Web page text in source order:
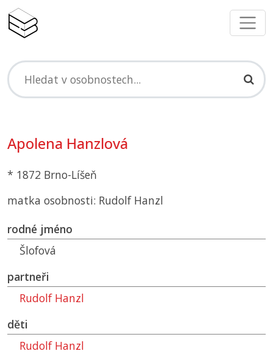
Apolena Hanzlová
* 1872 Brno-Líšeň
matka osobnosti: Rudolf Hanzl
rodné jméno
Šlofová
partneři
Rudolf Hanzl
děti
Rudolf Hanzl